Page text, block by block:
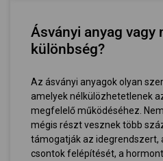
Ásványi anyag vagy
különbség?
Az ásványi anyagok olyan
amelyek nélkülözhetetlenek
megfelelő működéséhez.
mégis részt vesznek több
támogatják az idegrendszert,
csontok felépítését, a